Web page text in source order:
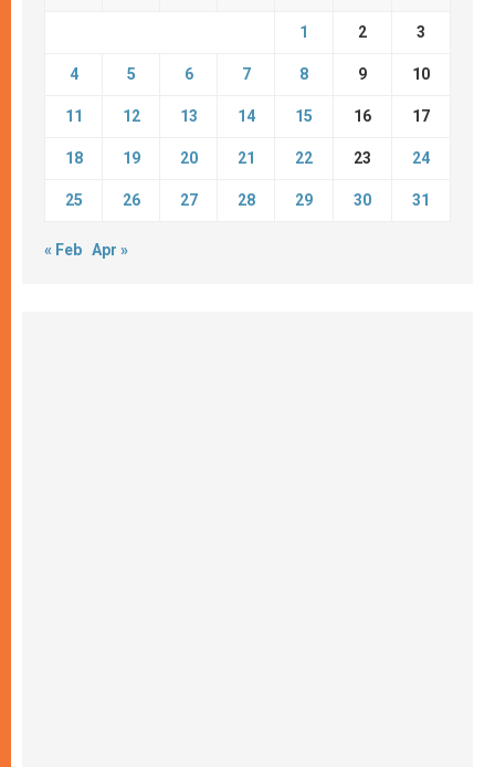
1 2 3
4 5 6 7 8 9 10
11 12 13 14 15 16 17
18 19 20 21 22 23 24
25 26 27 28 29 30 31
« Feb Apr »